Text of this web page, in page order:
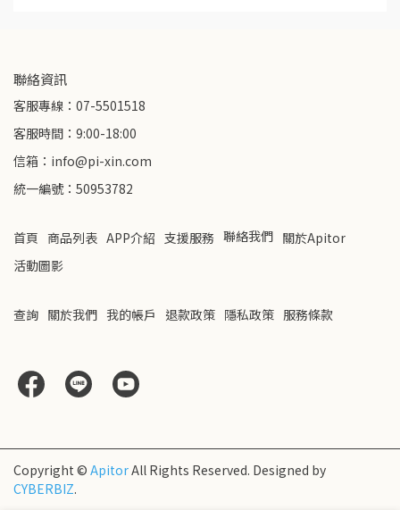
聯絡資訊
客服專線：07-5501518
客服時間：9:00-18:00
信箱：info@pi-xin.com
統一編號：50953782
首頁 商品列表 APP介紹 支援服務 聯絡我們 關於Apitor
活動圖影
查詢 關於我們 我的帳戶 退款政策 隱私政策 服務條款
Copyright © ApitorAll Rights Reserved. Designed by
CYBERBIZ.